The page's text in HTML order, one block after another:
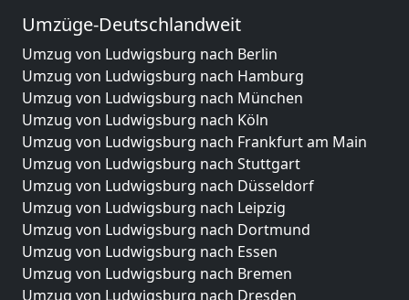
Umzüge-Deutschlandweit
Umzug von Ludwigsburg nach Berlin
Umzug von Ludwigsburg nach Hamburg
Umzug von Ludwigsburg nach München
Umzug von Ludwigsburg nach Köln
Umzug von Ludwigsburg nach Frankfurt am Main
Umzug von Ludwigsburg nach Stuttgart
Umzug von Ludwigsburg nach Düsseldorf
Umzug von Ludwigsburg nach Leipzig
Umzug von Ludwigsburg nach Dortmund
Umzug von Ludwigsburg nach Essen
Umzug von Ludwigsburg nach Bremen
Umzug von Ludwigsburg nach Dresden